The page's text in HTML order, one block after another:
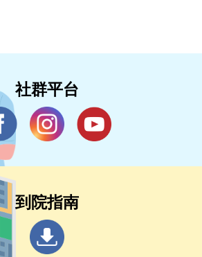
社群平台
到院指南